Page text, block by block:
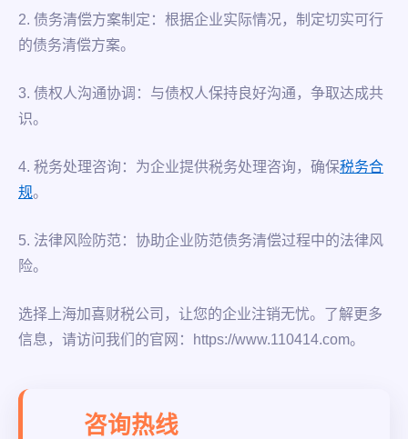
2. 债务清偿方案制定：根据企业实际情况，制定切实可行
的债务清偿方案。
3. 债权人沟通协调：与债权人保持良好沟通，争取达成共
识。
4. 税务处理咨询：为企业提供税务处理咨询，确保税务合
规。
5. 法律风险防范：协助企业防范债务清偿过程中的法律风
险。
选择上海加喜财税公司，让您的企业注销无忧。了解更多
信息，请访问我们的官网：https://www.110414.com。
咨询热线